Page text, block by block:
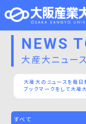
NEWS
大産大ニュース
大産大のニュースを毎日
ブックマークをして大産
すべて